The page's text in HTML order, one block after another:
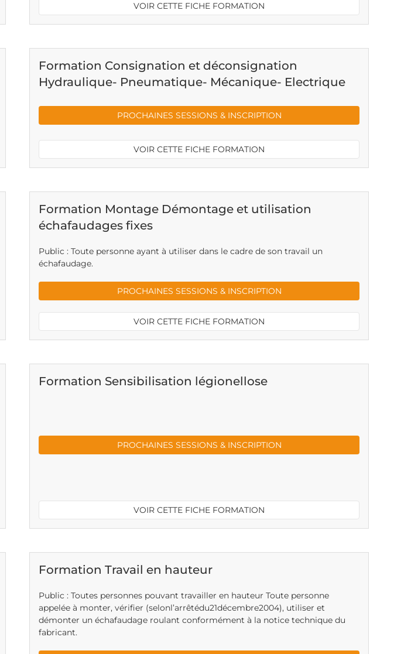
VOIR CETTE FICHE FORMATION
Formation Consignation et déconsignation
Hydraulique- Pneumatique- Mécanique- Electrique
PROCHAINES SESSIONS & INSCRIPTION
VOIR CETTE FICHE FORMATION
Formation Montage Démontage et utilisation
échafaudages fixes
Public : Toute personne ayant à utiliser dans le cadre de son travail un
échafaudage.
PROCHAINES SESSIONS & INSCRIPTION
VOIR CETTE FICHE FORMATION
Formation Sensibilisation légionellose
PROCHAINES SESSIONS & INSCRIPTION
VOIR CETTE FICHE FORMATION
Formation Travail en hauteur
Public : Toutes personnes pouvant travailler en hauteur Toute personne
appelée à monter, vérifier (selonl’arrêtédu21décembre2004), utiliser et
démonter un échafaudage roulant conformément à la notice technique du
fabricant.